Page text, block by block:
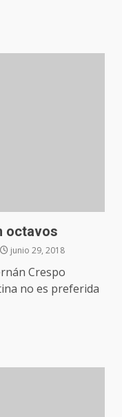
octavos
junio 29, 2018
Crespo
no es preferida